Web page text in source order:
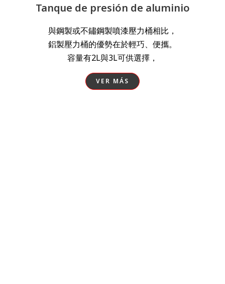
Tanque de presión de aluminio
與鋼製或不鏽鋼製噴漆壓力桶相比，
鋁製壓力桶的優勢在於輕巧、便攜。
容量有2L與3L可供選擇，
VER MÁS